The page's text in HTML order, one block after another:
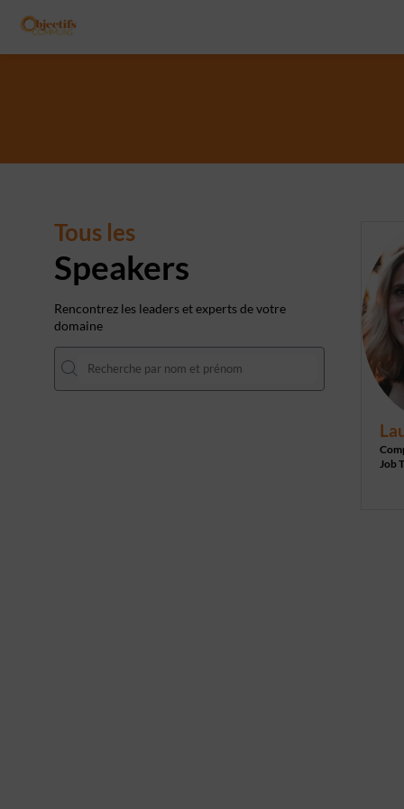
Tous les
Speakers
Rencontrez les leaders et experts de votre
domaine
Job